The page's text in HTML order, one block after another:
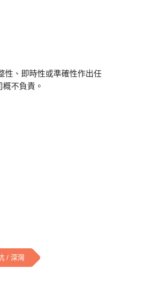
性、即時性或準確性作出任
不負責。
/ 深灣